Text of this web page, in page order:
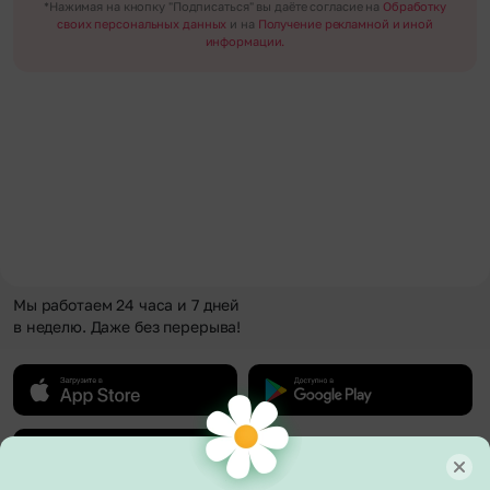
*Нажимая на кнопку "Подписаться" вы даёте согласие на Обработку
своих персональных данных и на Получение рекламной и иной
информации.
Мы работаем 24 часа и 7 дней
в неделю. Даже без перерыва!